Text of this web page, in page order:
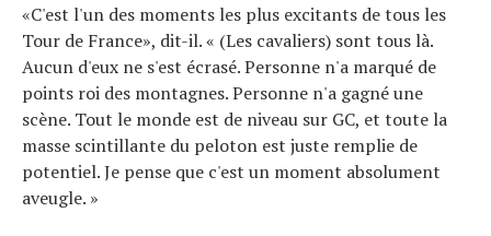
«C'est l'un des moments les plus excitants de tous les
Tour de France», dit-il. « (Les cavaliers) sont tous là.
Aucun d'eux ne s'est écrasé. Personne n'a marqué de
points roi des montagnes. Personne n'a gagné une
scène. Tout le monde est de niveau sur GC, et toute la
masse scintillante du peloton est juste remplie de
potentiel. Je pense que c'est un moment absolument
aveugle. »